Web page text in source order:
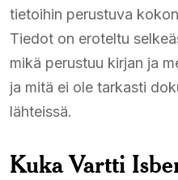
tietoihin perustuva
Tiedot on eroteltu
mikä perustuu kirjan ja
ja mitä ei ole tarkasti
lähteissä.
Kuka Vartti